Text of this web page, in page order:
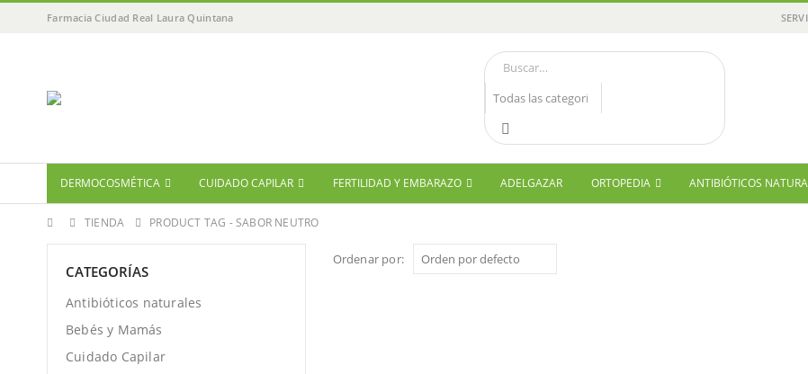
Farmacia Ciudad Real Laura Quintana
DERMOCOSMÉTICA CUIDADO CAPILAR FERTILIDAD Y EMBARAZO ADELGAZAR ORTOPEDIA ANTIBIÓTICOS
TIENDA PRODUCT TAG -SABOR NEUTRO
Ordenar por:
CATEGORÍAS
Antibióticos naturales
Bebés y Mamás
Cuidado Capilar